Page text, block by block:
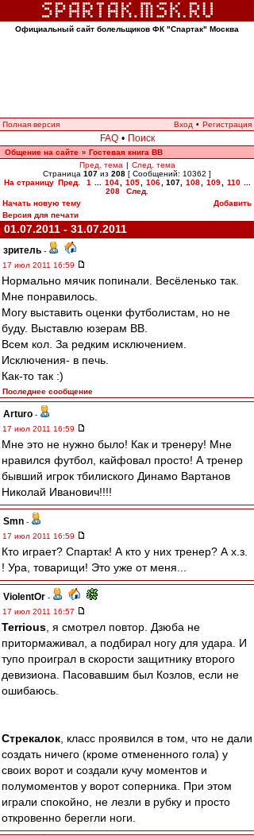
Официальный сайт болельщиков ФК "Спартак" Москва
Полная версия Вход • Регистрация
FAQ • Поиск
Общение на сайте » Гостевая книга ВВ
Пред. тема | След. тема
Страница 107 из 208 [ Сообщений: 10362 ]
На страницу Пред. 1 104 105 106 107 108 109 110
208
След.
Начать новую тему
Добавить
Версия для печати
01.07.2011 - 31.07.2011
зpитель -
17 июл 2011 16:59
Нормально мячик попинали. Весёленько так.
Мне понравилось.
Могу выставить оценки футболистам, но не
буду. Выставлю юзерам ВВ.
Всем кол. За редким исключением.
Исключения- в печь.
Как-то так :)
Последнее сообщение
Arturo -
17 июл 2011 16:59
Мне это не нужно было! Как и тренеру! Мне
нравился футбол, кайфовал просто! А тренер
бывший игрок тбилиского Динамо Вартанов
Николай Иванович!!!!
Smn -
17 июл 2011 16:59
Кто играет? Спартак! А кто у них тренер? А х.з.
! Ура, товарищи! Это уже от меня...
ViolentOr -
17 июл 2011 16:57
Terrious , я смотрел повтор. Дзюба не
притормаживал, а подбирал ногу для удара. И
тупо проиграл в скорости защитнику второго
девизиона. Пасовавшим был Козлов, если не
ошибаюсь.
Стрекалок , класс проявился в том, что не дали
создать ничего (кроме отмененного гола) у
своих ворот и создали кучу моментов и
полумоментов у ворот соперника. При этом
играли спокойно, не лезли в рубку и просто
откровенно берегли ноги.